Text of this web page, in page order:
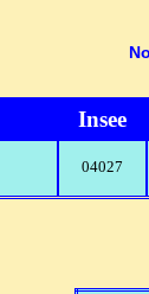
Insee
04027